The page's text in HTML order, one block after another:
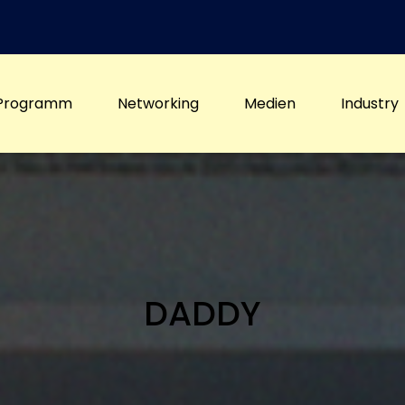
Networking Medien Industry
DADDY